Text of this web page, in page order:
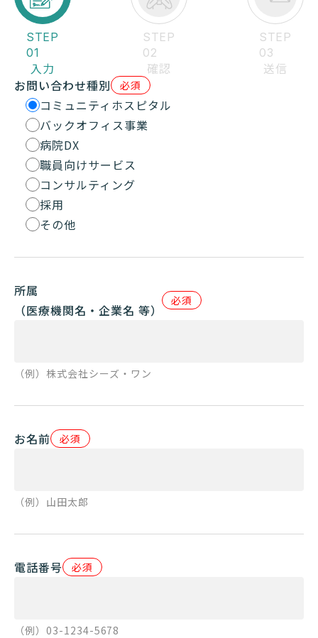
STEP
01
入力
STEP
02
確認
STEP
03
送信
お問い合わせ種別
必須
コミュニティホスピタル
バックオフィス事業
病院DX
職員向けサービス
コンサルティング
採用
その他
所属
（医療機関名・企業名 等）
必須
（例）株式会社シーズ・ワン
お名前 必須
（例）山田太郎
電話番号 必須
（例）03-1234-5678